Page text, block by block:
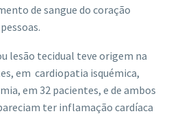
de sangue do coração
lesão tecidual teve origem na
em cardiopatia isquémica,
em 32 pacientes, e de ambos
ter inflamação cardíaca